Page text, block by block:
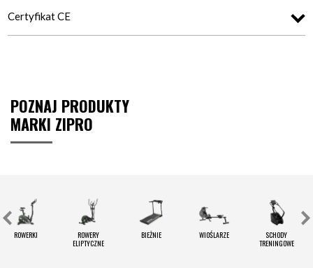
Certyfikat CE
POZNAJ PRODUKTY
MARKI ZIPRO
ROWERKI
ROWERY
ELIPTYCZNE
BIEŻNIE WIOŚLARZE
SCHODY
TRENINGOWE